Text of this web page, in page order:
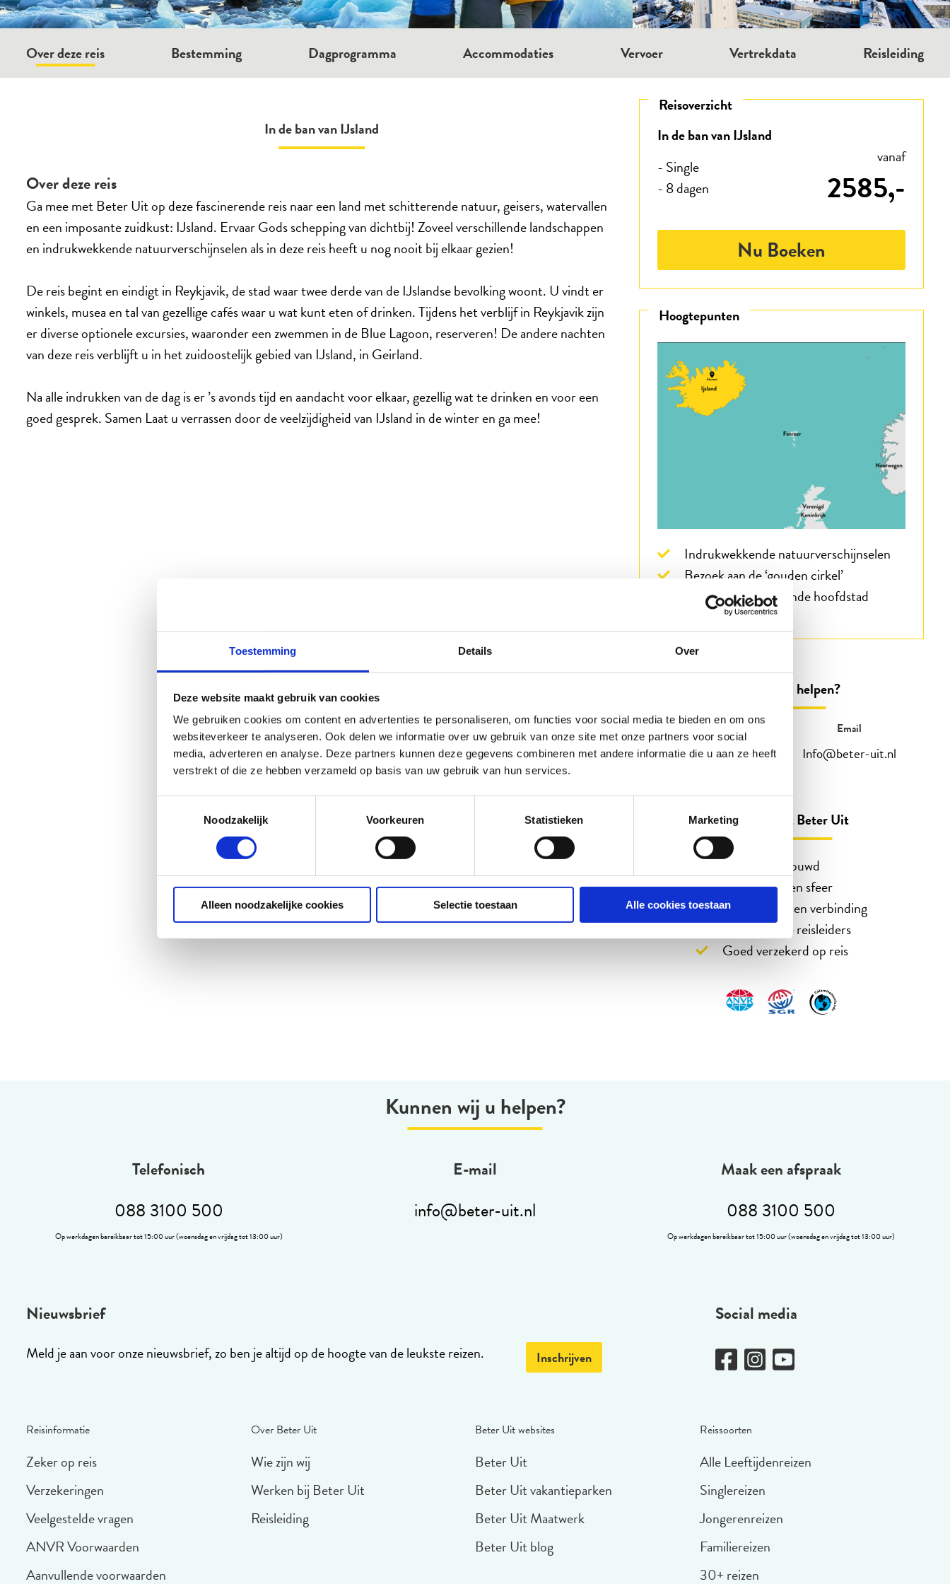
Toestemming Details Over
Deze website maakt gebruik van cookies
We gebruiken cookies om content en advertenties te personaliseren, om functies voor social media te bieden en om ons
websiteverkeer te analyseren. Ook delen we informatie over uw gebruik van onze site met onze partners voor social
media, adverteren en analyse. Deze partners kunnen deze gegevens combineren met andere informatie die u aan ze heeft
verstrekt of die ze hebben verzameld op basis van uw gebruik van hun services.
Noodzakelijk
Voorkeuren Statistieken Marketing
Alleen noodzakelijke cookies Selectie toestaan Alle cookies toestaan
Over deze reis Bestemming Dagprogramma Accommodaties Vervoer Vertrekdata Reisleiding
In de ban van IJsland
Over deze reis
Ga mee met Beter Uit op deze fascinerende reis naar een land met schitterende natuur, geisers, watervallen
en een imposante zuidkust: IJsland. Ervaar Gods schepping van dichtbij! Zoveel verschillende landschappen
en indrukwekkende natuurverschijnselen als in deze reis heeft u nog nooit bij elkaar gezien!
De reis begint en eindigt in Reykjavik, de stad waar twee derde van de IJslandse bevolking woont. U vindt er
winkels, musea en tal van gezellige cafés waar u wat kunt eten of drinken. Tijdens het verblijf in Reykjavik zijn
er diverse optionele excursies, waaronder een zwemmen in de Blue Lagoon, reserveren! De andere nachten
van deze reis verblijft u in het zuidoostelijk gebied van IJsland, in Geirland.
Na alle indrukken van de dag is er ’s avonds tijd en aandacht voor elkaar, gezellig wat te drinken en voor een
goed gesprek. Samen Laat u verrassen door de veelzijdigheid van IJsland in de winter en ga mee!
Reisoverzicht
In de ban van IJsland
- Single
- 8 dagen
vanaf
2585,-
Nu Boeken
Hoogtepunten
Indrukwekkende natuurverschijnselen
Bezoek aan de ‘gouden cirkel’
Reykjavik, fascinerende hoofdstad
Kunnen wij u helpen?
Telefonisch
088 3100 500
Email
Info@beter-uit.nl
Zo bent u echt Beter Uit
45 jaar vertrouwd
Reizen in eigen sfeer
Ontmoeting en verbinding
Enthousiaste reisleiders
Goed verzekerd op reis
Kunnen wij u helpen?
Telefonisch
088 3100 500
Op werkdagen bereikbaar tot 15:00 uur (woensdag en vrijdag tot 13:00 uur)
E-mail
info@beter-uit.nl
Maak een afspraak
088 3100 500
Op werkdagen bereikbaar tot 15:00 uur (woensdag en vrijdag tot 13:00 uur)
Nieuwsbrief
Meld je aan voor onze nieuwsbrief, zo ben je altijd op de hoogte van de leukste reizen. Inschrijven
Social media
Reisinformatie
Zeker op reis
Verzekeringen
Veelgestelde vragen
ANVR Voorwaarden
Aanvullende voorwaarden
Over Beter Uit
Wie zijn wij
Werken bij Beter Uit
Reisleiding
Beter Uit websites
Beter Uit
Beter Uit vakantieparken
Beter Uit Maatwerk
Beter Uit blog
Reissoorten
Alle Leeftijdenreizen
Singlereizen
Jongerenreizen
Familiereizen
30+ reizen